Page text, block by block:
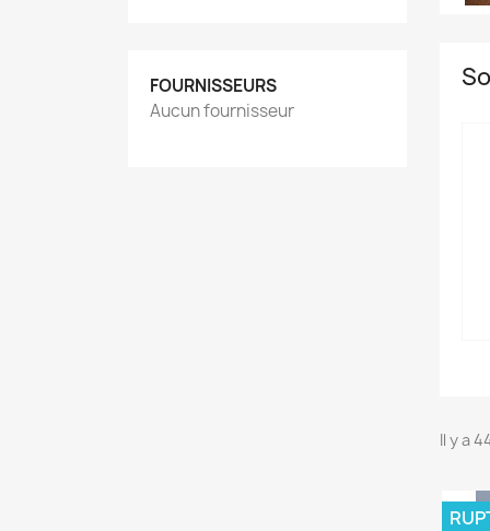
FOURNISSEURS
Aucun fournisseur
Il y a